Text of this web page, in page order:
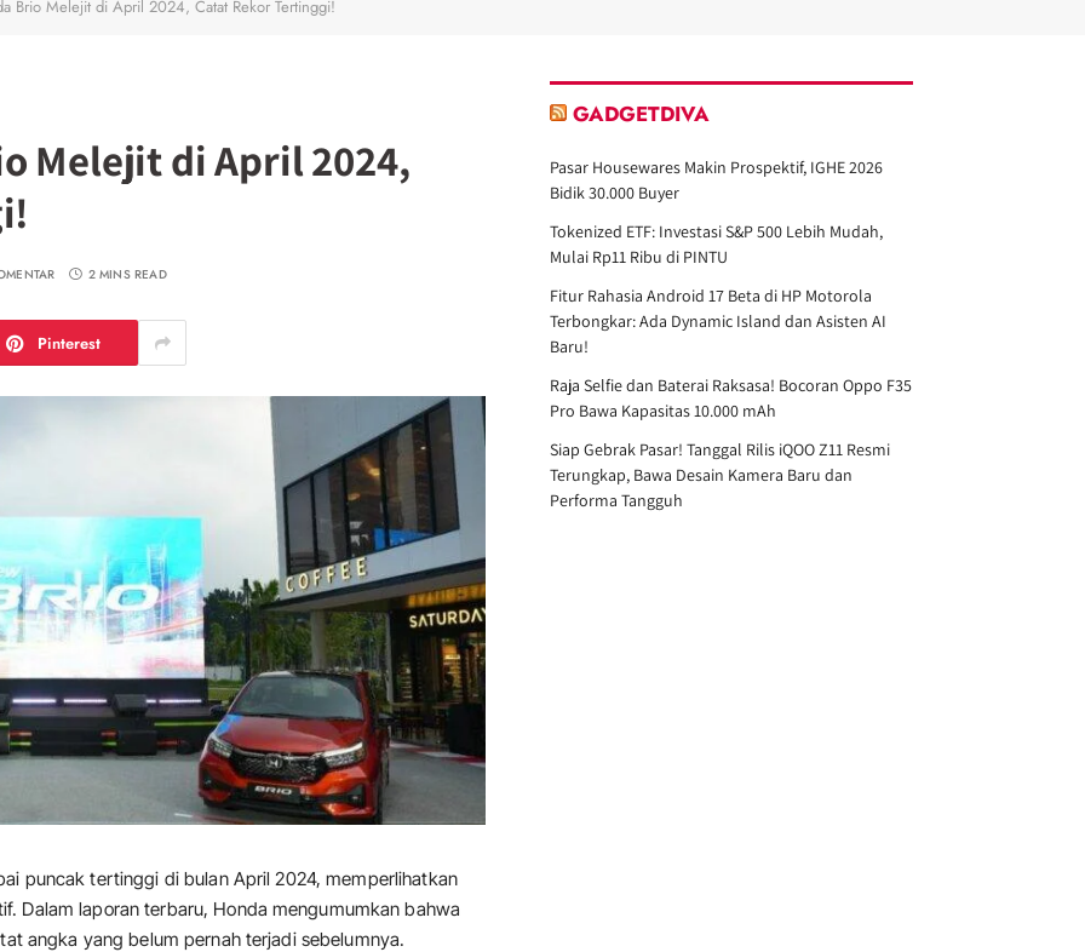
Brio Melejit di April 2024, Catat Rekor Tertinggi!
Melejit di April 2024,
2 MINS READ
Pinterest
puncak tertinggi di bulan April 2024, memperlihatkan
Dalam laporan terbaru, Honda mengumumkan bahwa
angka yang belum pernah terjadi sebelumnya.
GADGETDIVA
Pasar Housewares Makin Prospektif, IGHE 2026
Bidik 30.000 Buyer
Tokenized ETF: Investasi S&P 500 Lebih Mudah,
Mulai Rp11 Ribu di PINTU
Fitur Rahasia Android 17 Beta di HP Motorola
Terbongkar: Ada Dynamic Island dan Asisten AI
Baru!
Raja Selfie dan Baterai Raksasa! Bocoran Oppo F35
Pro Bawa Kapasitas 10.000 mAh
Siap Gebrak Pasar! Tanggal Rilis iQOO Z11 Resmi
Terungkap, Bawa Desain Kamera Baru dan
Performa Tangguh